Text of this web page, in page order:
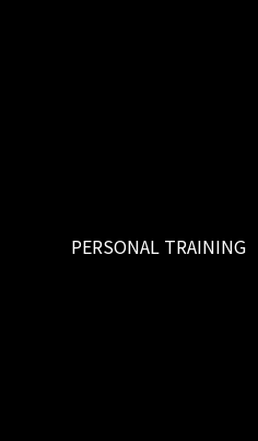
PERSONAL TRAINING